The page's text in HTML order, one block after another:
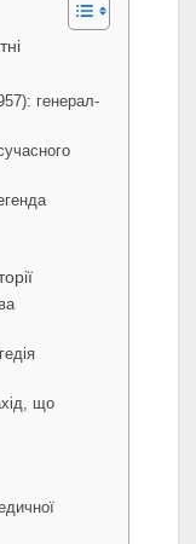
генерал-
що